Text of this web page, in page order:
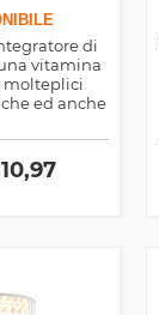
di
vitamina
molteplici
ed anche
antiossidanti
10,97